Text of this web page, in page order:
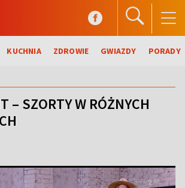
KUCHNIA ZDROWIE GWIAZDY PORADY
– SZORTY W RÓŻNYCH